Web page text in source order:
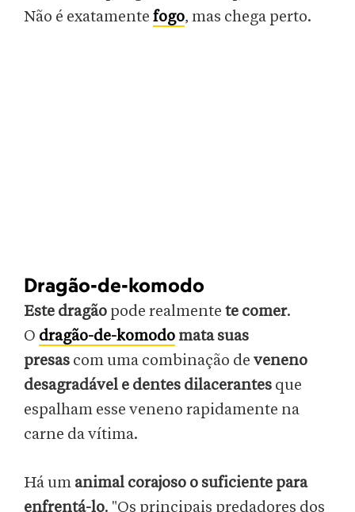
Não é exatamente fogo, mas chega perto.
Dragão-de-komodo
Este dragão pode realmente te comer.
O dragão-de-komodo mata suas
presas com uma combinação de veneno
desagradável e dentes dilacerantes que
espalham esse veneno rapidamente na
carne da vítima.
Há um animal corajoso o suficiente para
enfrentá-lo. "Os principais predadores dos